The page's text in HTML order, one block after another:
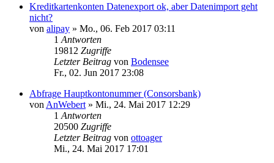
Kreditkartenkonten Datenexport ok, aber Datenimport geht
nicht?
von alipay » Mo., 06. Feb 2017 03:11
1 Antworten
19812 Zugriffe
Letzter Beitrag von Bodensee
Fr., 02. Jun 2017 23:08
Abfrage Hauptkontonummer (Consorsbank)
von AnWebert » Mi., 24. Mai 2017 12:29
1 Antworten
20500 Zugriffe
Letzter Beitrag von ottoager
Mi., 24. Mai 2017 17:01